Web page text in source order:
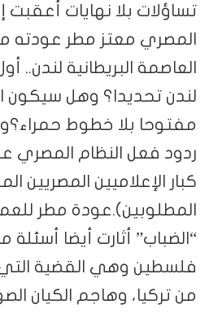
تساؤلات بلا نهايات أعقبت
المصري معتز مطر عودته
العاصمة البريطانية لندن..
لندن تحديدا؟ وهل سيكون
مفتوحا بلا خطوط
ردود فعل النظام المصري
كبار الإعلاميين المصريين
المطلوبين).عودة مطر
“الضباب” أثارت أيضا
فلسطين وهي القضية التي
من تركيا، وهاجم الكيان